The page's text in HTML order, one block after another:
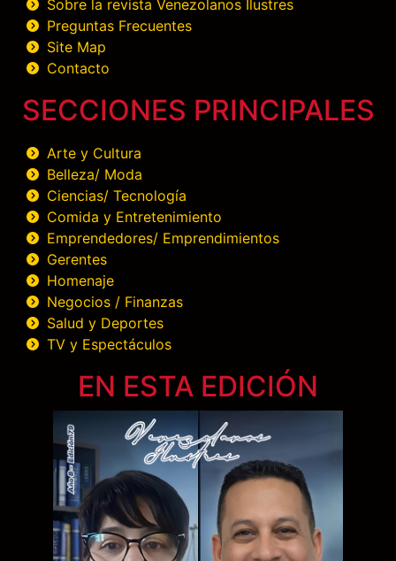
Sobre la revista Venezolanos Ilustres
Preguntas Frecuentes
Site Map
Contacto
SECCIONES PRINCIPALES
Arte y Cultura
Belleza/ Moda
Ciencias/ Tecnología
Comida y Entretenimiento
Emprendedores/ Emprendimientos
Gerentes
Homenaje
Negocios / Finanzas
Salud y Deportes
TV y Espectáculos
EN ESTA EDICIÓN